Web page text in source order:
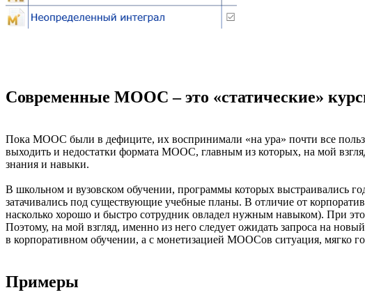
Современные МООС – это «статические»
Пока МООС были в дефиците, их воспринимали «на ура» почти все
выходить и недостатки формата МООС, главным из которых, на мой
знания и навыки.
В школьном и вузовском обучении, программы которых выстраивались
затачивались под существующие учебные планы. В отличие от
насколько хорошо и быстро сотрудник овладел нужным навыком). При
Поэтому, на мой взгляд, именно из него следует ожидать запроса на
в корпоративном обучении, а с монетизацией МООСов ситуация, мягко
Примеры